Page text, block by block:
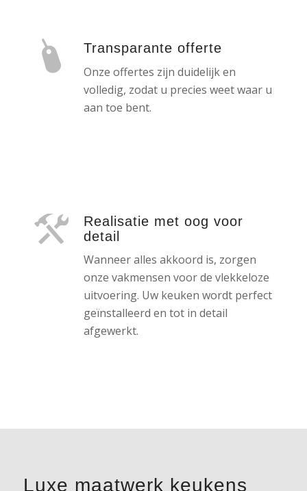
Transparante offerte
Onze offertes zijn duidelijk en
volledig, zodat u precies weet waar u
aan toe bent.
Realisatie met oog voor
detail
Wanneer alles akkoord is, zorgen
onze vakmensen voor de vlekkeloze
uitvoering. Uw keuken wordt perfect
geïnstalleerd en tot in detail
afgewerkt.
Luxe maatwerk keukens